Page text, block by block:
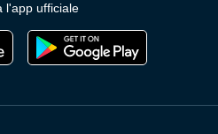
l'app ufficiale